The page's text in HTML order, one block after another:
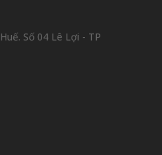
Số 04 Lê Lợi - TP